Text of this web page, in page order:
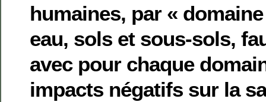
humaines, par «
eau, sols et sous-sols,
avec pour chaque
impacts négatifs sur la